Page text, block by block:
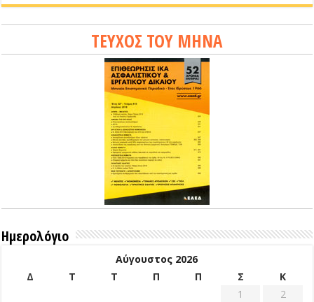
ΤΕΥΧΟΣ ΤΟΥ ΜΗΝΑ
Ημερολόγιο
Αύγουστος 2026
Δ
Τ Τ Π Π Σ
Κ
1
2